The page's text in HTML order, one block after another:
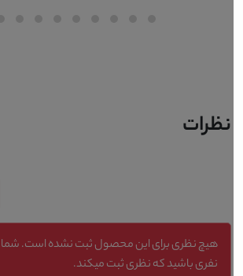
نظرات
هیچ نظری برای این محصول ثبت نشده است. شما
نفری باشید که نظری ثبت میکند.